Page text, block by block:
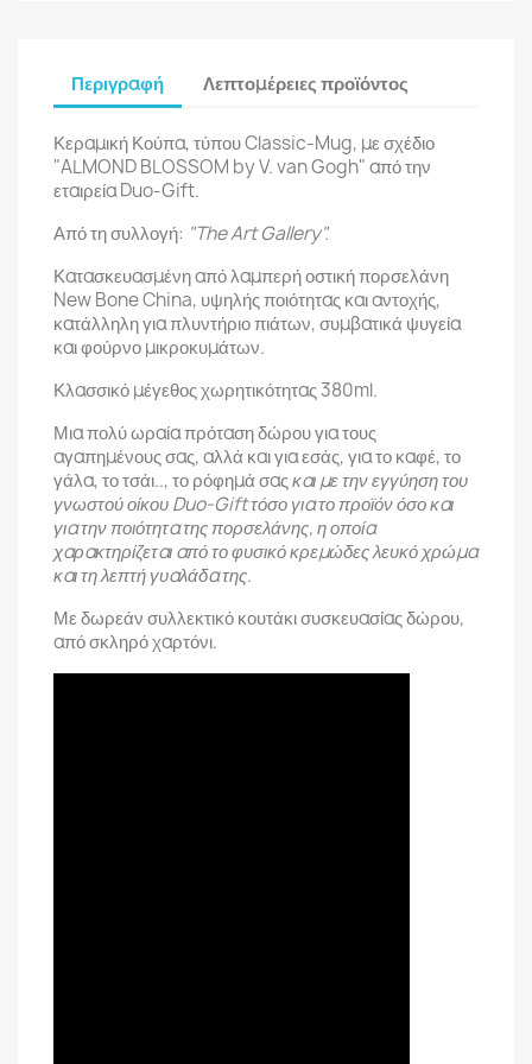
Περιγραφή Λεπτομέρειες προϊόντος
Κεραμική Κούπα, τύπου Classic-Mug, με σχέδιο
"ALMOND BLOSSOM by V. van Gogh" από την
εταιρεία Duo-Gift.
Από τη συλλογή: "The Art Gallery".
Κατασκευασμένη από λαμπερή οστική πορσελάνη
New Bone China, υψηλής ποιότητας και αντοχής,
κατάλληλη για πλυντήριο πιάτων, συμβατικά ψυγεία
και φούρνο μικροκυμάτων.
Κλασσικό μέγεθος χωρητικότητας 380ml.
Μια πολύ ωραία πρόταση δώρου για τους
αγαπημένους σας, αλλά και για εσάς, για το καφέ, το
γάλα, το τσάι.., το ρόφημά σαςκαι με την εγγύηση του
γνωστού οίκου Duo-Gift τόσο για το προϊόν όσο και
για την ποιότητα της πορσελάνης, η οποία
χαρακτηρίζεται από το φυσικό κρεμώδες λευκό χρώμα
και τη λεπτή γυαλάδα της.
Με δωρεάν συλλεκτικό κουτάκι συσκευασίας δώρου,
από σκληρό χαρτόνι.